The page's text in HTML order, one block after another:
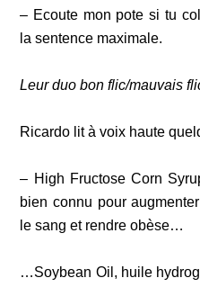
– Ecoute mon pote si tu
la sentence maximale.
Leur duo bon flic/mauvais
Ricardo lit à voix haute
– High Fructose Corn
bien connu pour
le sang et rendre obèse…
…Soybean Oil, huile